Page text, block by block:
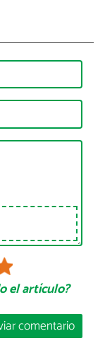
el artículo?
comentario